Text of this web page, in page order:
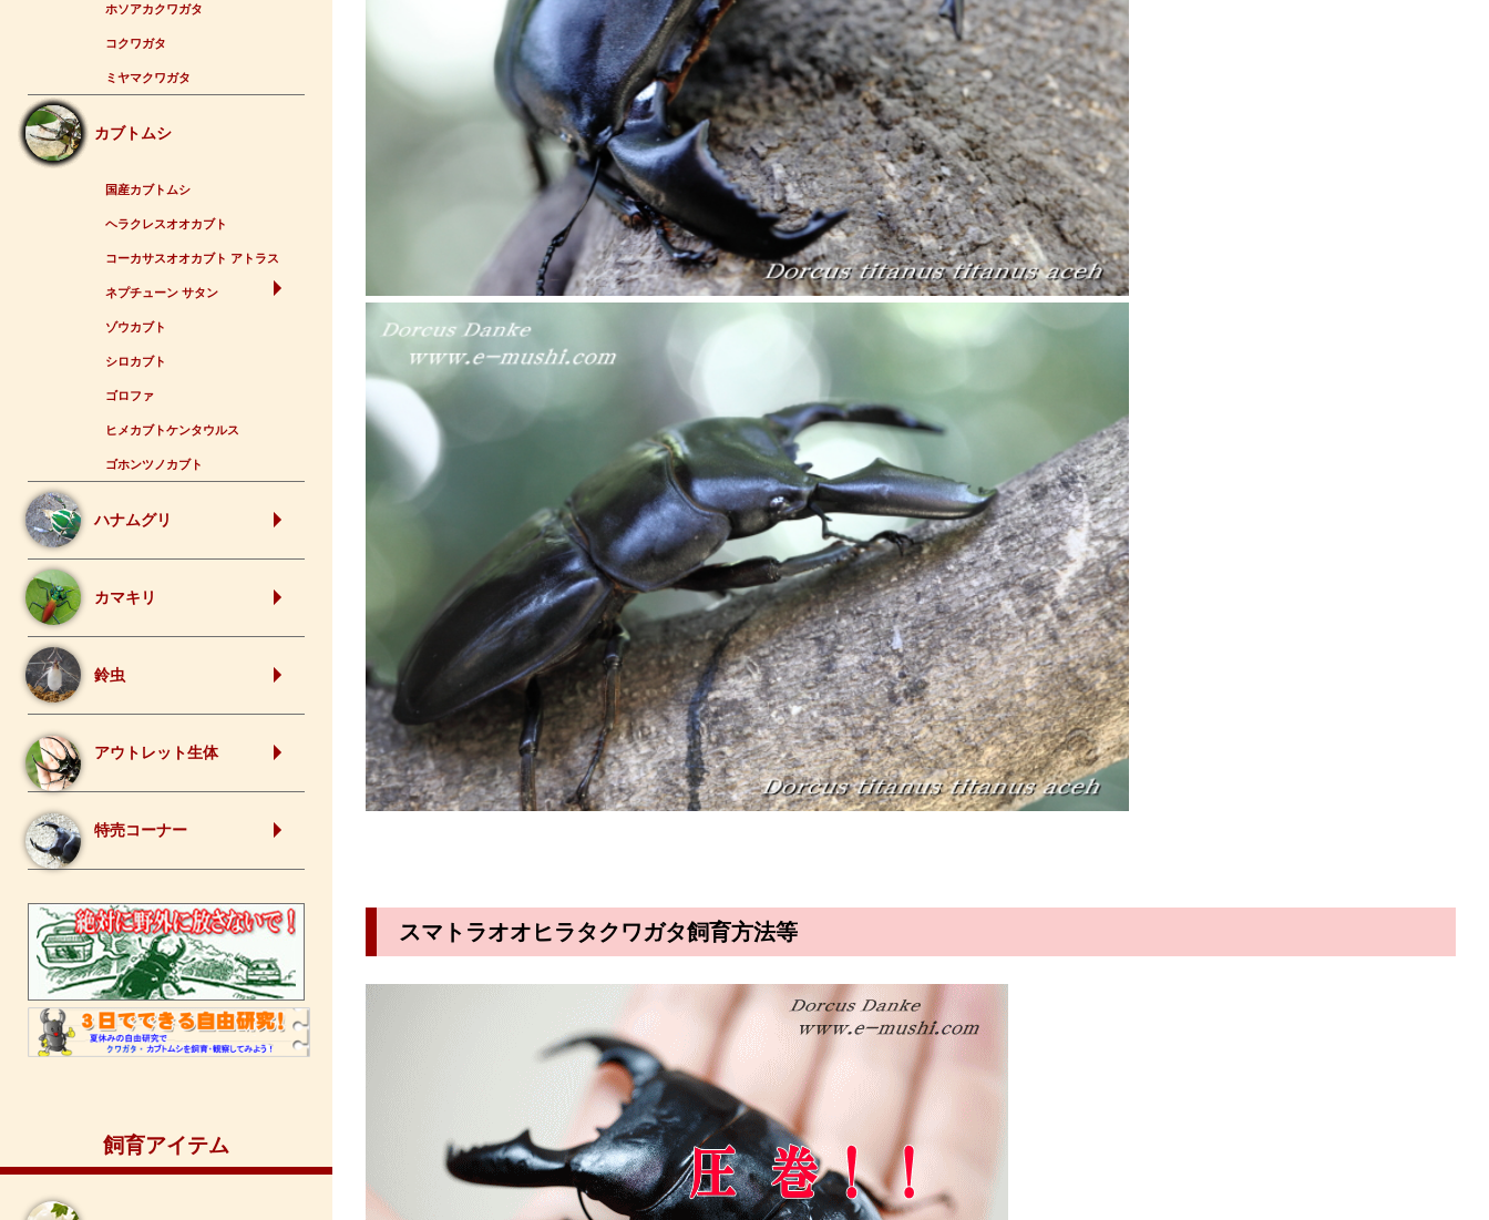
ホソアカクワガタ
コクワガタ
ミヤマクワガタ
カブトムシ
国産カブトムシ
ヘラクレスオオカブト
コーカサスオオカブト アトラス
ネプチューン サタン
ゾウカブト
シロカブト
ゴロファ
ヒメカブトケンタウルス
ゴホンツノカブト
ハナムグリ
カマキリ
鈴虫
アウトレット生体
特売コーナー
飼育アイテム
スマトラオオヒラタクワガタ飼育方法等